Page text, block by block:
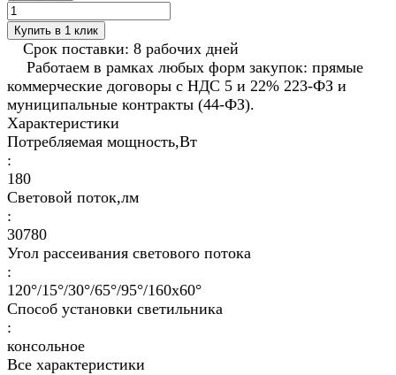
Купить в 1 клик
Срок поставки: 8 рабочих дней
Работаем в рамках любых форм закупок: прямые
коммерческие договоры с НДС 5 и 22% 223-ФЗ и
муниципальные контракты (44-ФЗ).
Характеристики
Потребляемая мощность,Вт
:
180
Световой поток,лм
:
30780
Угол рассеивания светового потока
:
120°/15°/30°/65°/95°/160х60°
Способ установки светильника
:
консольное
Все характеристики